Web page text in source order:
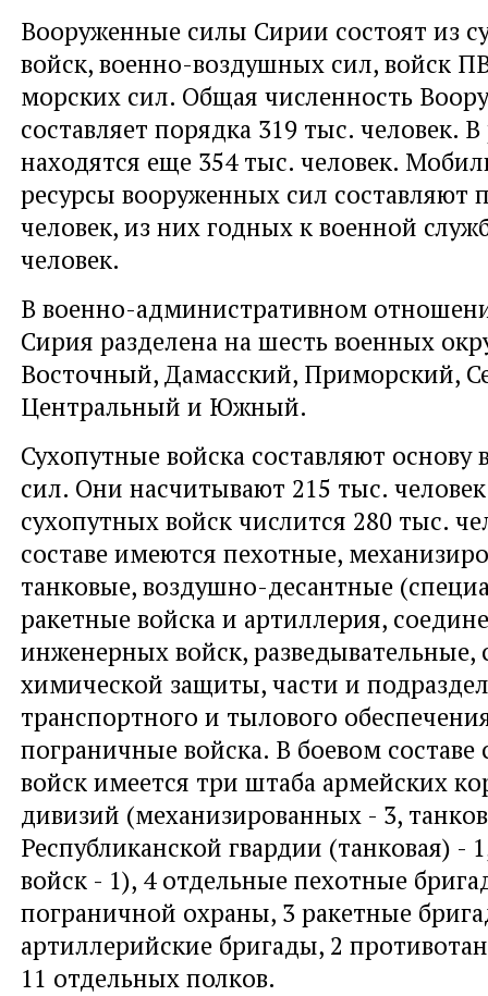
Вооруженные силы Сирии состоят из
войск, военно-воздушных сил, войск
морских сил. Общая численность
составляет порядка 319 тыс. человек. В
находятся еще 354 тыс. человек.
ресурсы вооруженных сил составляют
человек, из них годных к военной
человек.
В военно-административном
Сирия разделена на шесть военных
Восточный, Дамасский, Приморский,
Центральный и Южный.
Сухопутные войска составляют
сил. Они насчитывают 215 тыс.
сухопутных войск числится 280 тыс.
составе имеются пехотные,
танковые, воздушно-десантные
ракетные войска и артиллерия,
инженерных войск, разведывательные,
химической защиты, части и
транспортного и тылового
пограничные войска. В боевом составе
войск имеется три штаба армейских
дивизий (механизированных - 3,
Республиканской гвардии (танковая) -
войск - 1), 4 отдельные пехотные
пограничной охраны, 3 ракетные
артиллерийские бригады, 2
11 отдельных полков.